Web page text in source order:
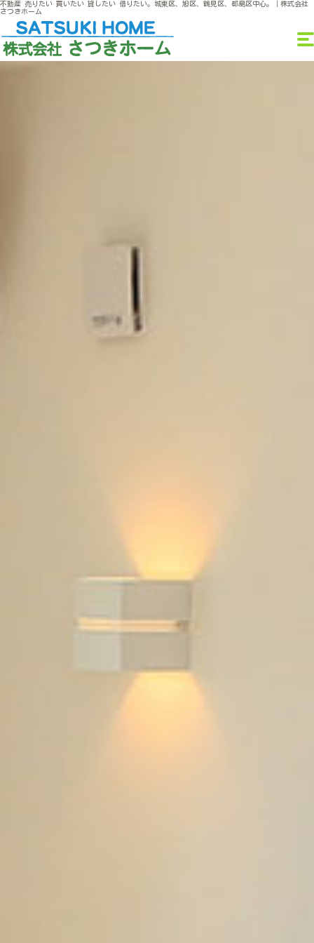
不動産 売りたい 買いたい 貸したい 借りたい。城東区、旭区、鶴見区、都島区中心。｜株式会社
さつきホーム